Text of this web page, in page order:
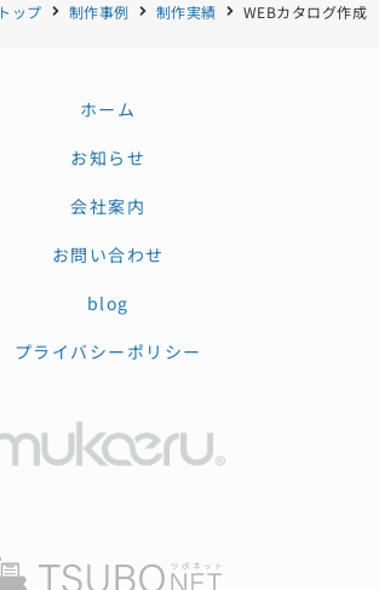
トップ 制作事例 制作実績 WEBカタログ作成
ホーム
お知らせ
会社案内
お問い合わせ
blog
プライバシーポリシー